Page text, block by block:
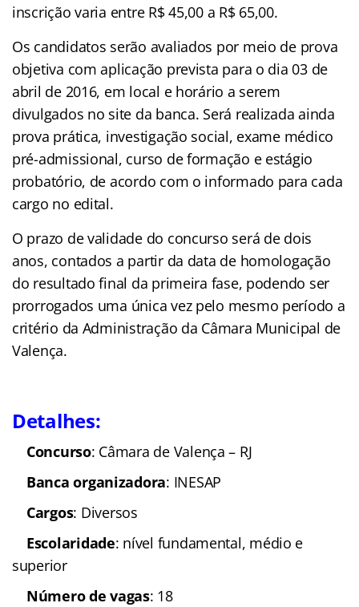
inscrição varia entre R$ 45,00 a R$ 65,00.
Os candidatos serão avaliados por meio de prova
objetiva com aplicação prevista para o dia 03 de
abril de 2016, em local e horário a serem
divulgados no site da banca. Será realizada ainda
prova prática, investigação social, exame médico
pré-admissional, curso de formação e estágio
probatório, de acordo com o informado para cada
cargo no edital.
O prazo devalidadedo concurso será de dois
anos, contados a partir da data de homologação
do resultado final da primeira fase, podendo ser
prorrogados uma única vez pelo mesmo período a
critério da Administração da Câmara Municipal de
Valença.
Detalhes:
Concurso: Câmara de Valença – RJ
Banca organizadora: INESAP
Cargos: Diversos
Escolaridade: nível fundamental, médio e
superior
Número de vagas: 18